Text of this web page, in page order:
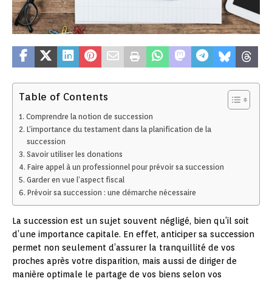
Table of Contents
Comprendre la notion de succession
L’importance du testament dans la planification de la
succession
Savoir utiliser les donations
Faire appel à un professionnel pour prévoir sa succession
Garder en vue l’aspect fiscal
Prévoir sa succession : une démarche nécessaire
La succession est un sujet souvent négligé, bien qu’il soit
d’une importance capitale. En effet, anticiper sa succession
permet non seulement d’assurer la tranquillité de vos
proches après votre disparition, mais aussi de diriger de
manière optimale le partage de vos biens selon vos